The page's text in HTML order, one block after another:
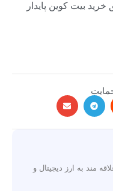
بیت کوین پایدار
مند به ارز دیجیتال و